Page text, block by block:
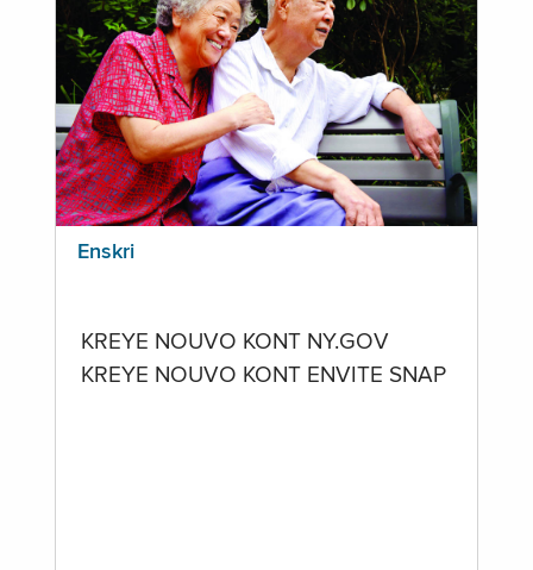
Enskri
KREYE NOUVO KONT NY.GOV
KREYE NOUVO KONT ENVITE SNAP